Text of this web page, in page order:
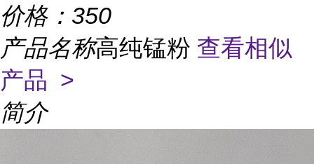
价格： 350
产品名称高纯锰粉 查看相似
产品 >
简介